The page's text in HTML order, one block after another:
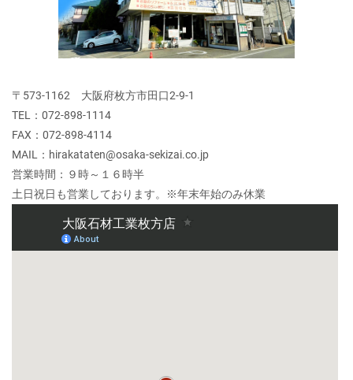
〒573-1162 大阪府枚方市田口2-9-1
TEL：072-898-1114
FAX：072-898-4114
MAIL：hirakataten@osaka-sekizai.co.jp
営業時間：９時～１６時半
土日祝日も営業しております。※年末年始のみ休業